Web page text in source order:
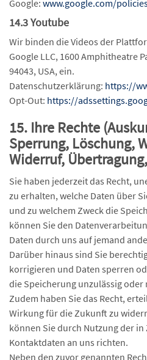
Google: www.google.com/
14.3 Youtube
Wir binden die Videos der
Google LLC, 1600 Amphitheatre
94043, USA, ein.
Datenschutzerklärung: https://
Opt-Out: https://
15. Ihre Rechte
Sperrung, Löschung,
Widerruf,
Sie haben jederzeit das Recht,
zu erhalten, welche Daten über
und zu welchem Zweck die
können Sie den
Daten durch uns auf jemand
Darüber hinaus sind Sie
korrigieren und Daten sperren
die Speicherung unzulässig
Zudem haben Sie das Recht,
Wirkung für die Zukunft zu
können Sie durch Nutzung der in
Kontaktdaten an uns richten.
Neben den zuvor genannten